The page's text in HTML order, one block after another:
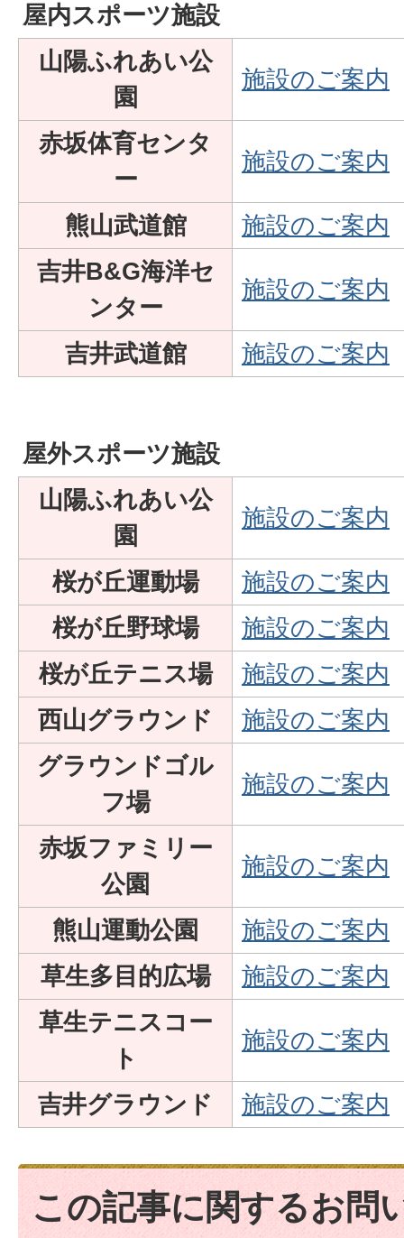
屋内スポーツ施設
山陽ふれあい公
園
施設のご案内
赤坂体育センタ
ー
施設のご案内
熊山武道館
施設のご案内
吉井B&G海洋セ
ンター
施設のご案内
吉井武道館 施設のご案内
屋外スポーツ施設
山陽ふれあい公
園
施設のご案内
桜が丘運動場
施設のご案内
桜が丘野球場
施設のご案内
桜が丘テニス場
施設のご案内
西山グラウンド
施設のご案内
グラウンドゴル
フ場
施設のご案内
赤坂ファミリー
公園
施設のご案内
熊山運動公園
施設のご案内
草生多目的広場
施設のご案内
草生テニスコー
ト
施設のご案内
吉井グラウンド 施設のご案内
この記事に関するお問